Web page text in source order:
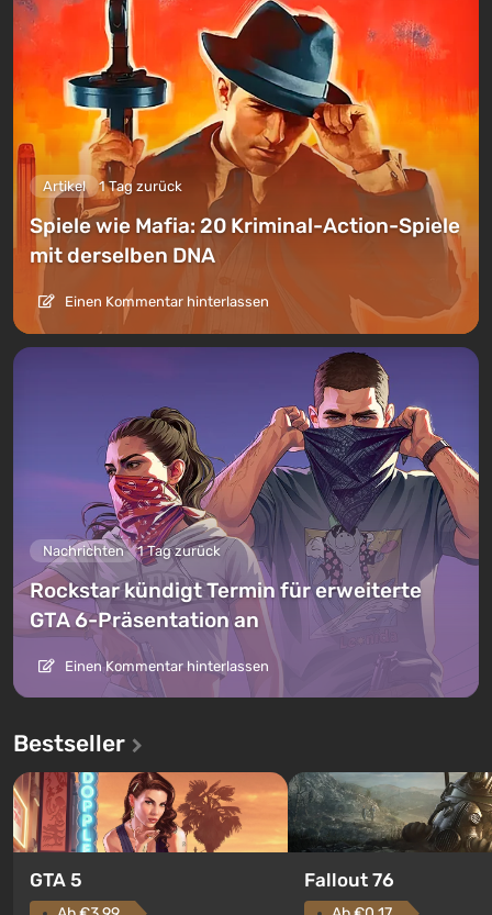
Artikel 1 Tag zurück
Spiele wie Mafia: 20 Kriminal-Action-Spiele
mit derselben DNA
Einen Kommentar hinterlassen
Nachrichten 1 Tag zurück
Rockstar kündigt Termin für erweiterte
GTA 6-Präsentation an
Einen Kommentar hinterlassen
Bestseller
GTA 5 Fallout 76